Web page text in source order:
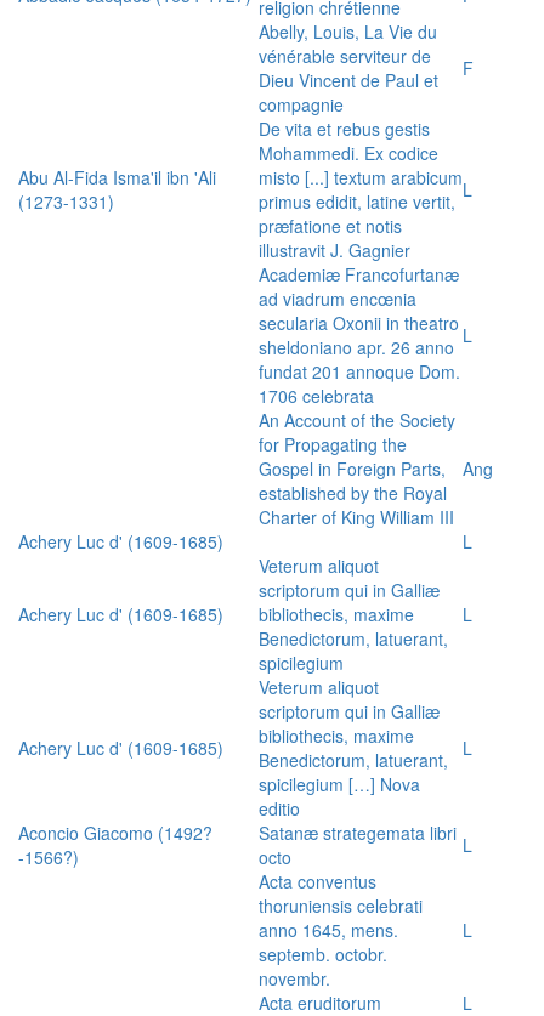
religion chrétienne
Abelly, Louis, La Vie du
vénérable serviteur de
Dieu Vincent de Paul et
compagnie
F
Abu Al-Fida Isma'il ibn 'Ali
(1273-1331)
De vita et rebus gestis
Mohammedi. Ex codice
misto [...] textum arabicum
primus edidit, latine vertit,
præfatione et notis
illustravit J. Gagnier
L
Academiæ Francofurtanæ
ad viadrum encœnia
secularia Oxonii in theatro
sheldoniano apr. 26 anno
fundat 201 annoque Dom.
1706 celebrata
L
An Account of the Society
for Propagating the
Gospel in Foreign Parts,
established by the Royal
Charter of King William III
Ang
Achery Luc d' (1609-1685) L
Achery Luc d' (1609-1685)
Veterum aliquot
scriptorum qui in Galliæ
bibliothecis, maxime
Benedictorum, latuerant,
spicilegium
L
Achery Luc d' (1609-1685)
Veterum aliquot
scriptorum qui in Galliæ
bibliothecis, maxime
Benedictorum, latuerant,
spicilegium […] Nova
editio
L
Aconcio Giacomo (1492?
-1566?)
Satanæ strategemata libri
octo
L
Acta conventus
thoruniensis celebrati
anno 1645, mens.
septemb. octobr.
novembr.
L
Acta eruditorum
L